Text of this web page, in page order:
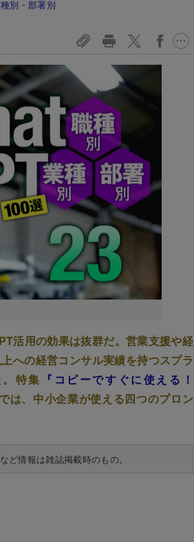
別・部署別
活用の効果は抜群だ。営業支援や経
への経営コンサル実績を持つスプラ
特集 『コピーですぐに使える！
は、中小企業が使える四つのプロン
ど情報は雑誌掲載時のもの。